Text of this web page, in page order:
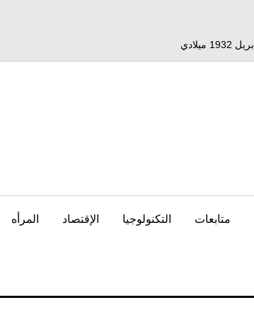
متابعات التكنولوجيا الإقتصاد المرأه